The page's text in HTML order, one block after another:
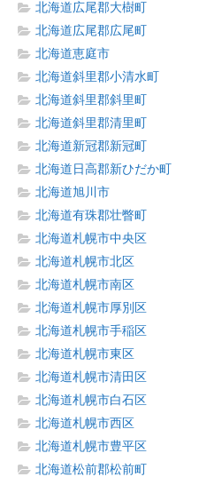
北海道広尾郡大樹町
北海道広尾郡広尾町
北海道恵庭市
北海道斜里郡小清水町
北海道斜里郡斜里町
北海道斜里郡清里町
北海道新冠郡新冠町
北海道日高郡新ひだか町
北海道旭川市
北海道有珠郡壮瞥町
北海道札幌市中央区
北海道札幌市北区
北海道札幌市南区
北海道札幌市厚別区
北海道札幌市手稲区
北海道札幌市東区
北海道札幌市清田区
北海道札幌市白石区
北海道札幌市西区
北海道札幌市豊平区
北海道松前郡松前町